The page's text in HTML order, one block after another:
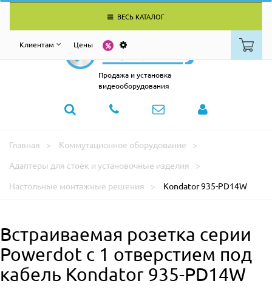
ВЕСЬ КАТАЛОГ
Клиентам Цены
Продажа и установка
видеооборудования
Главная
Коммутационное оборудование
Адаптеры для стоек и установочные изделия
Настольные монтажные решения
Kondator 935-PD14W
Встраиваемая розетка серии
Powerdot с 1 отверстием под
кабель Kondator 935-PD14W